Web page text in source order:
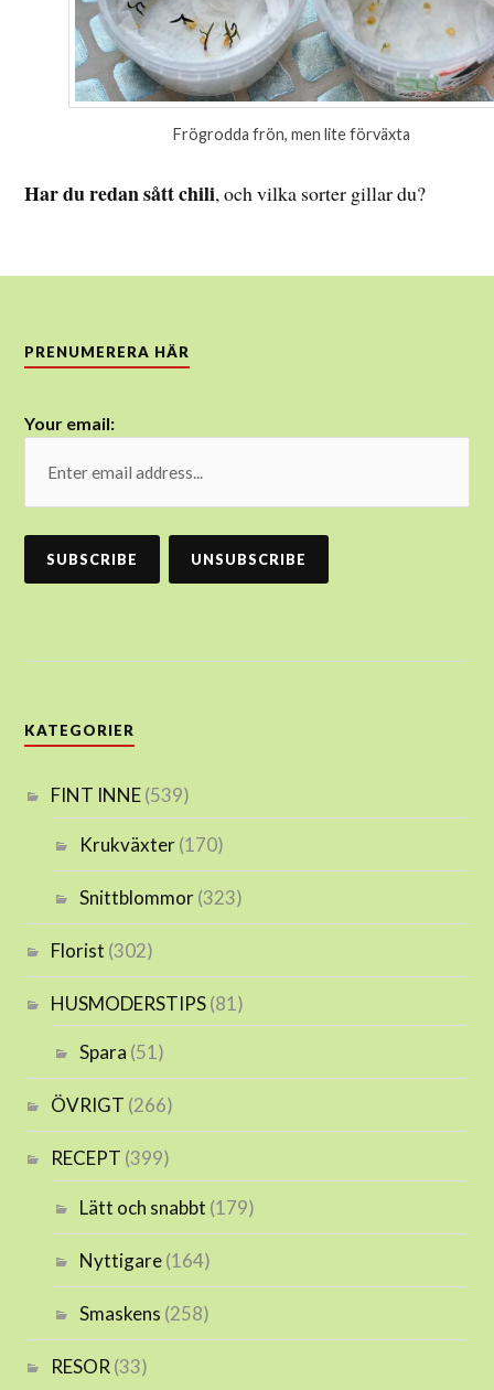
Frögrodda frön, men lite förväxta
Har du redan sått chili, och vilka sorter gillar du?
PRENUMERERA HÄR
Your email:
KATEGORIER
FINT INNE(539)
Krukväxter(170)
Snittblommor(323)
Florist (302)
HUSMODERSTIPS(81)
Spara (51)
ÖVRIGT (266)
RECEPT (399)
Lätt och snabbt (179)
Nyttigare(164)
Smaskens (258)
RESOR (33)